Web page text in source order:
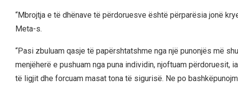
“Mbrojtja e të dhënave të përdoruesve është përparësia jonë
Meta-s.
“Pasi zbuluam qasje të papërshtatshme nga një punonjës më
menjëherë e pushuam nga puna individin, njoftuam përdoruesit,
të ligjit dhe forcuam masat tona të sigurisë. Ne po